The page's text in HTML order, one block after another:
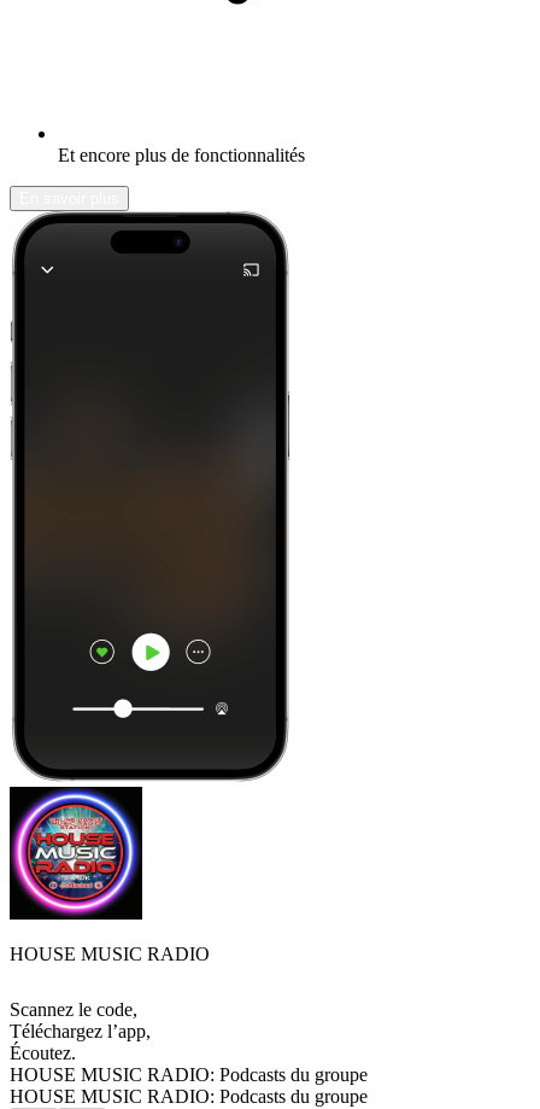
Et encore plus de fonctionnalités
HOUSE MUSIC RADIO
Scannez le code,
Téléchargez l’app,
Écoutez.
HOUSE MUSIC RADIO: Podcasts du groupe
HOUSE MUSIC RADIO: Podcasts du groupe